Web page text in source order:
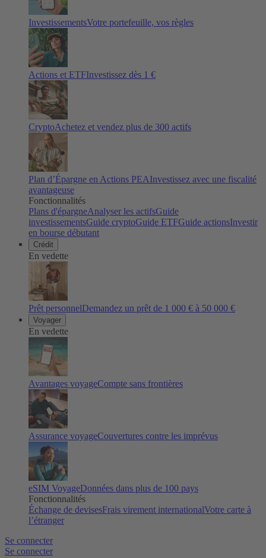
InvestissementsVotre portefeuille, vos règles
Actions et ETFInvestissez dès 1 €
CryptoAchetez et vendez plus de 300 actifs
Plan d’Épargne en Actions PEAInvestissez avec une fiscalité
avantageuse
Fonctionnalités
Plans d'épargneAnalyser les actifsGuide
investissementsGuide cryptoGuide ETFGuide actionsInvestir
en bourse débutant
Crédit
En vedette
Prêt personnelDemandez un prêt de 1 000 € à 50 000 €
Voyager
En vedette
Avantages voyageCompte sans frontières
Assurance voyageCouvertures contre les imprévus
eSIM VoyageDonnées dans plus de 100 pays
Fonctionnalités
Échange de devisesFrais virement internationalVotre carte à
l’étranger
Se connecter
Se connecter